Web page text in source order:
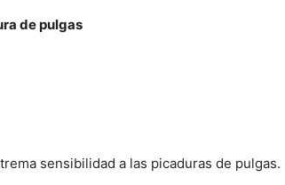
de pulgas
sensibilidad a las picaduras de pulgas.